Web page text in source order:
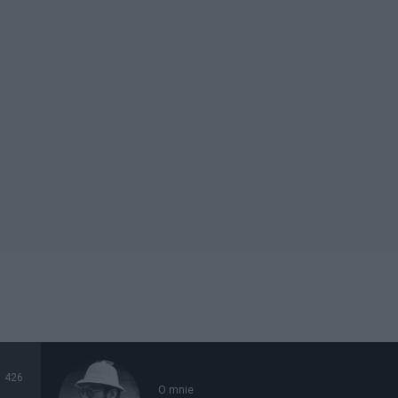
426
O mnie